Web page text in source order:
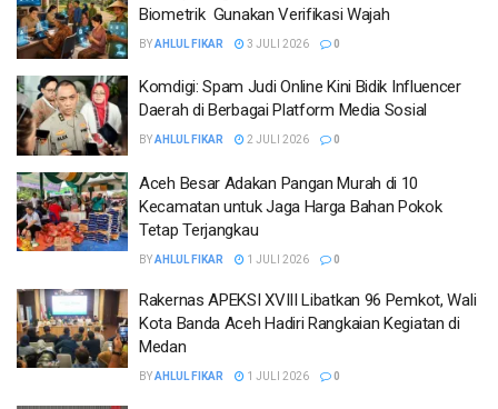
Biometrik Gunakan Verifikasi Wajah
BYAHLUL FIKAR 3 JULI 2026 0
Komdigi: Spam Judi Online Kini Bidik Influencer
Daerah di Berbagai Platform Media Sosial
BYAHLUL FIKAR 2 JULI 2026 0
Aceh Besar Adakan Pangan Murah di 10
Kecamatan untuk Jaga Harga Bahan Pokok
Tetap Terjangkau
BYAHLUL FIKAR 1 JULI 2026 0
Rakernas APEKSI XVIII Libatkan 96 Pemkot, Wali
Kota Banda Aceh Hadiri Rangkaian Kegiatan di
Medan
BYAHLUL FIKAR 1 JULI 2026 0